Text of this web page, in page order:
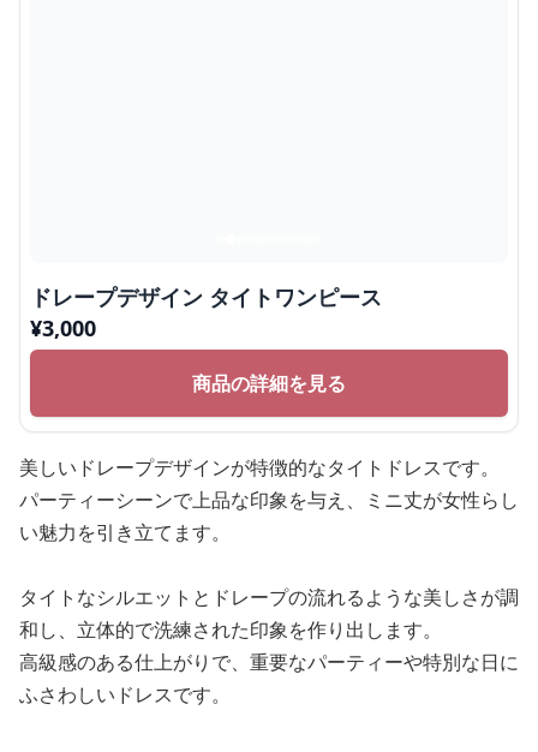
ドレープデザイン タイトワンピース
¥3,000
商品の詳細を見る
美しいドレープデザインが特徴的なタイトドレスです。
パーティーシーンで上品な印象を与え、ミニ丈が女性らし
い魅力を引き立てます。
タイトなシルエットとドレープの流れるような美しさが調
和し、立体的で洗練された印象を作り出します。
高級感のある仕上がりで、重要なパーティーや特別な日に
ふさわしいドレスです。